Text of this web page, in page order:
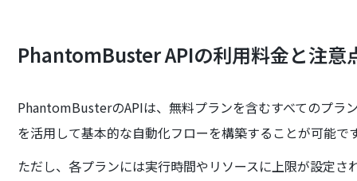
PhantomBuster APIの利用料金と注意
PhantomBusterのAPIは、無料プランを含むすべてのプラ
を活用して基本的な自動化フローを構築することが可能で
ただし、各プランには実行時間やリソースに上限が設定